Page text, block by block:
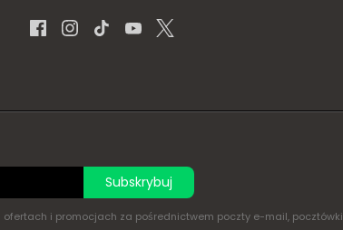
Subskrybuj
i promocjach za pośrednictwem poczty e-mail,